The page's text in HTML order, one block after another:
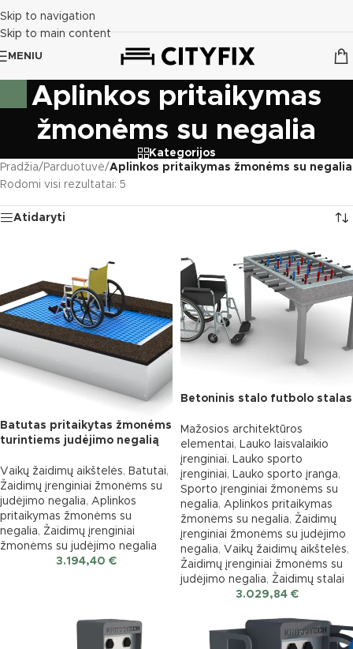
Skip to navigation
Skip to main content
MENIU
Aplinkos pritaikymas
žmonėms su negalia
Kategorijos
Pradžia/ Parduotuvė/Aplinkos pritaikymas žmonėms su negalia
Rodomi visi rezultatai: 5
Atidaryti
Batutas pritaikytas žmonėms
turintiems judėjimo negalią
Vaikų žaidimų aikštelės, Batutai,
Žaidimų įrenginiai žmonėms su
judėjimo negalia, Aplinkos
pritaikymas žmonėms su
negalia, Žaidimų įrenginiai
žmonėms su judėjimo negalia
3.194,40 €
Betoninis stalo futbolo stalas
Mažosios architektūros
elementai, Lauko laisvalaikio
įrenginiai, Lauko sporto
įrenginiai, Lauko sporto įranga,
Sporto įrenginiai žmonėms su
negalia, Aplinkos pritaikymas
žmonėms su negalia, Žaidimų
įrenginiai žmonėms su judėjimo
negalia, Vaikų žaidimų aikštelės,
Žaidimų įrenginiai žmonėms su
judėjimo negalia, Žaidimų stalai
3.029,84 €